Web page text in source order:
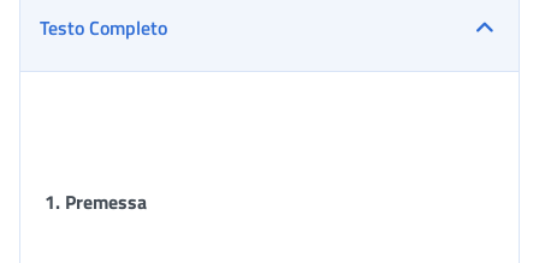
Testo Completo
1. Premessa